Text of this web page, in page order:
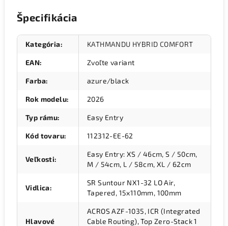
Špecifikácia
Kategória: KATHMANDU HYBRID COMFORT
EAN: Zvoľte variant
Farba: azure/black
Rok modelu: 2026
Typ rámu: Easy Entry
Kód tovaru: 112312-EE-62
Veľkosti:
Easy Entry: XS / 46cm, S / 50cm,
M / 54cm, L / 58cm, XL / 62cm
Vidlica:
SR Suntour NX1-32 LO Air,
Tapered, 15x110mm, 100mm
Hlavové
ACROS AZF-1035, ICR (Integrated
Cable Routing), Top Zero-Stack 1